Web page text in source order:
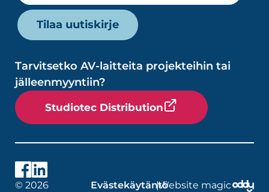
Tarvitsetko AV-laitteita projekteihin tai
jälleenmyyntiin?
Studiotec Distribution
© 2026 Evästekäytäntö
|Website magic